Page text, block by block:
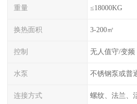
重量 ≤18000KG
换热面积 3-200㎡
控制 无人值守/变频
水泵 不锈钢泵或普
连接方式 螺纹、法兰、